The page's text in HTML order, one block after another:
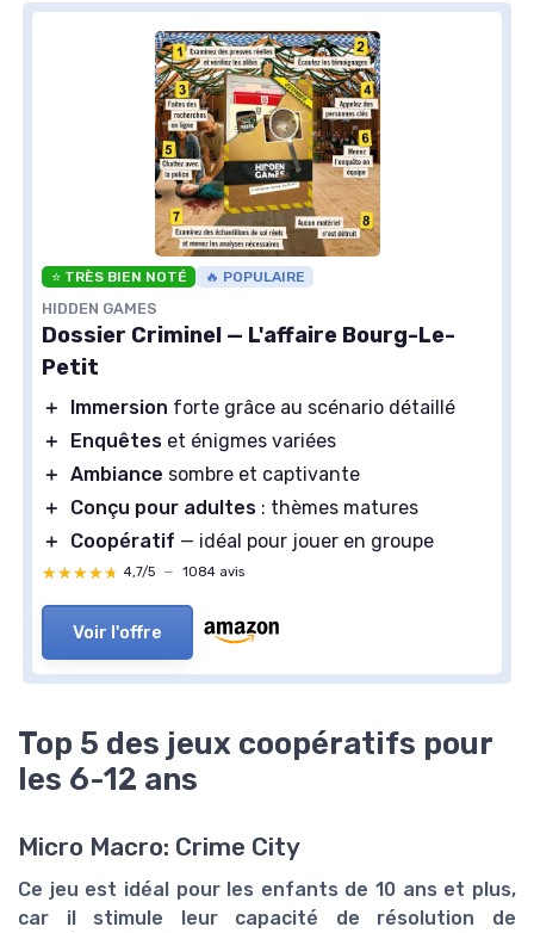
⭐ TRÈS BIEN NOTÉ 🔥 POPULAIRE
HIDDEN GAMES
Dossier Criminel — L'affaire Bourg-Le-
Petit
＋ Immersion forte grâce au scénario détaillé
＋
Enquêtes et énigmes variées
＋ Ambiance sombre et captivante
＋
Conçu pour adultes : thèmes matures
＋
Coopératif — idéal pour jouer en groupe
★★★★★
★★★★★ 4,7/5 — 1084 avis
Voir l'offre
Top 5 des jeux coopératifs pour
les 6-12 ans
Micro Macro: Crime City
Ce jeu est idéal pour les enfants de 10 ans et plus,
car il stimule leur capacité de résolution de